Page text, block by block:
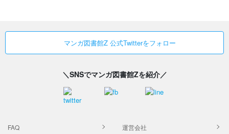
マンガ図書館Z 公式Twitterをフォロー
＼SNSでマンガ図書館Zを紹介／
FAQ 運営会社